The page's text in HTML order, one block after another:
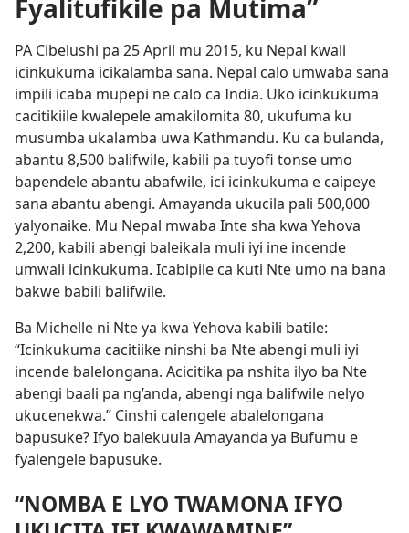
Fyalitufikile pa Mutima”
PA Cibelushi pa 25 April mu 2015, ku Nepal kwali
icinkukuma icikalamba sana. Nepal calo umwaba sana
impili icaba mupepi ne calo ca India. Uko icinkukuma
cacitikiile kwalepele amakilomita 80, ukufuma ku
musumba ukalamba uwa Kathmandu. Ku ca bulanda,
abantu 8,500 balifwile, kabili pa tuyofi tonse umo
bapendele abantu abafwile, ici icinkukuma e caipeye
sana abantu abengi. Amayanda ukucila pali 500,000
yalyonaike. Mu Nepal mwaba Inte sha kwa Yehova
2,200, kabili abengi baleikala muli iyi ine incende
umwali icinkukuma. Icabipile ca kuti Nte umo na bana
bakwe babili balifwile.
Ba Michelle ni Nte ya kwa Yehova kabili batile:
“Icinkukuma cacitiike ninshi ba Nte abengi muli iyi
incende balelongana. Acicitika pa nshita ilyo ba Nte
abengi baali pa ng’anda, abengi nga balifwile nelyo
ukucenekwa.” Cinshi calengele abalelongana
bapusuke? Ifyo balekuula Amayanda ya Bufumu e
fyalengele bapusuke.
“NOMBA E LYO TWAMONA IFYO